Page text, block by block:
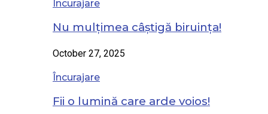
Încurajare
Nu mulțimea câștigă biruința!
October 27, 2025
Încurajare
Fii o lumină care arde voios!